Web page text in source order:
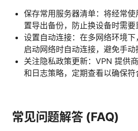
保存常用服务器清单：将经常
置导出备份，防止换设备时需要
设置自动连接：在多网络环境
启动网络时自动连接，避免手动
关注隐私政策更新：VPN 提供
和日志策略，定期查看以确保符
常见问题解答 (FAQ)